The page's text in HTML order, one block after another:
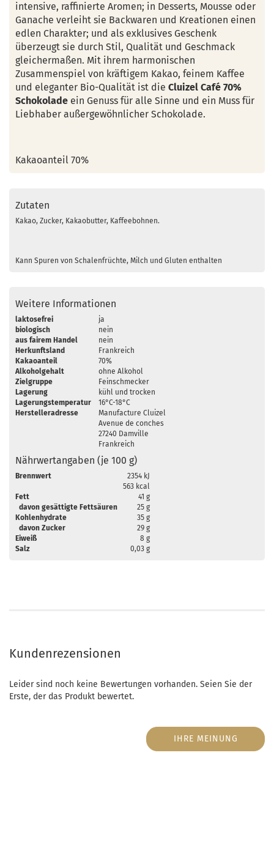
intensive, raffinierte Aromen; in Desserts, Mousse oder
Ganache verleiht sie Backwaren und Kreationen einen
edlen Charakter; und als exklusives Geschenk
überzeugt sie durch Stil, Qualität und Geschmack
gleichermaßen. Mit ihrem harmonischen
Zusammenspiel von kräftigem Kakao, feinem Kaffee
und eleganter Bio-Qualität ist die Cluizel Café 70%
Schokolade ein Genuss für alle Sinne und ein Muss für
Liebhaber außergewöhnlicher Schokolade.
Kakaoanteil 70%
Zutaten
Kakao, Zucker, Kakaobutter, Kaffeebohnen.
Kann Spuren von Schalenfrüchte, Milch und Gluten enthalten
Weitere Informationen
laktosefrei
ja
biologisch
nein
aus fairem Handel
nein
Herkunftsland
Frankreich
Kakaoanteil
70%
Alkoholgehalt
ohne Alkohol
Zielgruppe
Feinschmecker
Lagerung
kühl und trocken
Lagerungstemperatur 16°C-18°C
Herstelleradresse
Manufacture Cluizel
Avenue de conches
27240 Damville
Frankreich
Nährwertangaben (je 100 g)
Brennwert
2354 kJ
563 kcal
Fett
41 g
davon gesättigte Fettsäuren
25 g
Kohlenhydrate
35 g
davon Zucker
29 g
Eiweiß
8 g
Salz
0,03 g
Kundenrezensionen
Leider sind noch keine Bewertungen vorhanden. Seien Sie der
Erste, der das Produkt bewertet.
IHRE MEINUNG